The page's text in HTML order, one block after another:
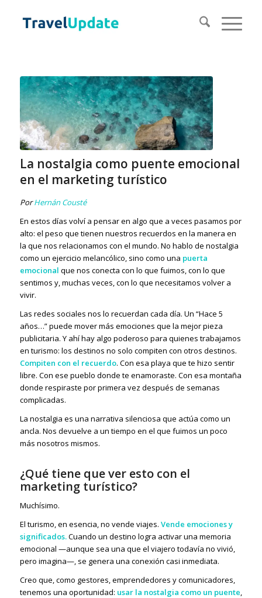
La nostalgia como puente emocional
en el marketing turístico
PorHernán Cousté
En estos días volví a pensar en algo que a veces pasamos por
alto: el peso que tienen nuestros recuerdos en la manera en
la que nos relacionamos con el mundo. No hablo de nostalgia
como un ejercicio melancólico, sino como una puerta
emocional que nos conecta con lo que fuimos, con lo que
sentimos y, muchas veces, con lo que necesitamos volver a
vivir.
Las redes sociales nos lo recuerdan cada día. Un “Hace 5
años…” puede mover más emociones que la mejor pieza
publicitaria. Y ahí hay algo poderoso para quienes trabajamos
en turismo: los destinos no solo compiten con otros destinos.
Compiten con el recuerdo. Con esa playa que te hizo sentir
libre. Con ese pueblo donde te enamoraste. Con esa montaña
donde respiraste por primera vez después de semanas
complicadas.
La nostalgia es una narrativa silenciosa que actúa como un
ancla. Nos devuelve a un tiempo en el que fuimos un poco
más nosotros mismos.
¿Qué tiene que ver esto con el
marketing turístico?
Muchísimo.
El turismo, en esencia, no vende viajes. Vende emociones y
significados.Cuando un destino logra activar una memoria
emocional —aunque sea una que el viajero todavía no vivió,
pero imagina—, se genera una conexión casi inmediata.
Creo que, como gestores, emprendedores y comunicadores,
tenemos una oportunidad: usar la nostalgia como un puente,